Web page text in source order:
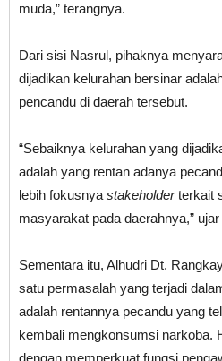
muda,” terangnya.
Dari sisi Nasrul, pihaknya
dijadikan kelurahan bersinar
pencandu di daerah tersebut.
“Sebaiknya kelurahan yang
adalah yang rentan adanya
lebih fokusnya stakeholderterkait
masyarakat pada daerahnya,”
Sementara itu, Alhudri Dt.
satu permasalah yang terjadi
adalah rentannya pecandu yang
kembali mengkonsumsi narkoba.